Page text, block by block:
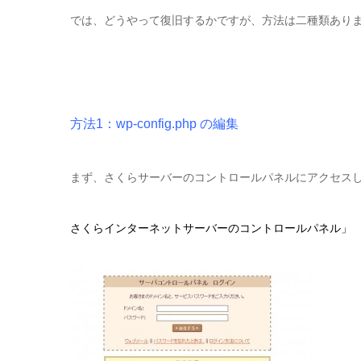
では、どうやって復旧するかですが、方法は二種類ありま
方法1：wp-config.php の編集
まず、さくらサーバーのコントロールパネルにアクセス
さくらインターネットサーバーのコントロールパネル」